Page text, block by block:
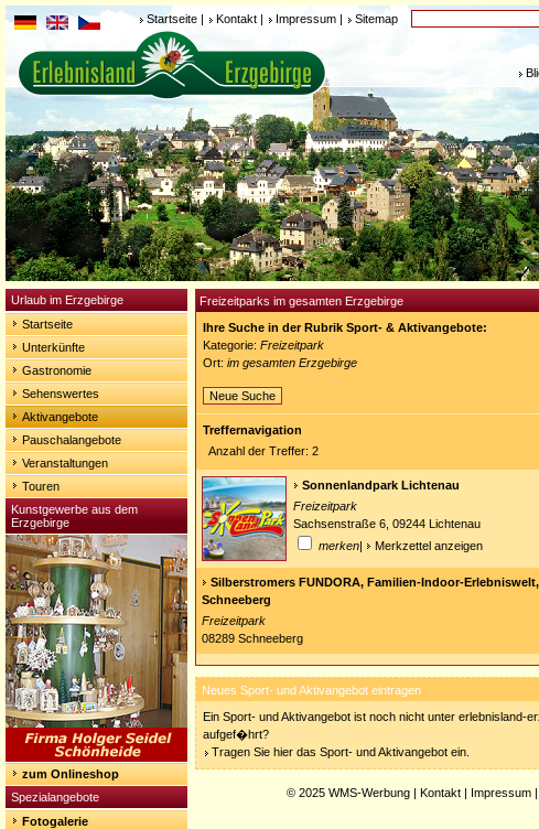
Startseite | Kontakt | Impressum | Sitemap
Urlaub im Erzgebirge
Startseite
Unterkünfte
Gastronomie
Sehenswertes
Aktivangebote
Pauschalangebote
Veranstaltungen
Touren
Kunstgewerbe aus dem
Erzgebirge
zum Onlineshop
Spezialangebote
Fotogalerie
Freizeitparks im gesamten Erzgebirge
Ihre Suche in der Rubrik Sport- & Aktivangebote:
Kategorie: Freizeitpark
Ort: im gesamten Erzgebirge
Neue Suche
Treffernavigation
Anzahl der Treffer: 2
Sonnenlandpark Lichtenau
Freizeitpark
Sachsenstraße 6, 09244 Lichtenau
merken| Merkzettel anzeigen
Silberstromers FUNDORA, Familien-Indoor-
Schneeberg
Freizeitpark
08289 Schneeberg
Neues Sport- und Aktivangebot eintragen
Ein Sport- und Aktivangebot ist noch nicht unter erlebnisland-
aufgef�hrt?
Tragen Sie hier das Sport- und Aktivangebot ein.
© 2025 WMS-Werbung | Kontakt | Impressum |